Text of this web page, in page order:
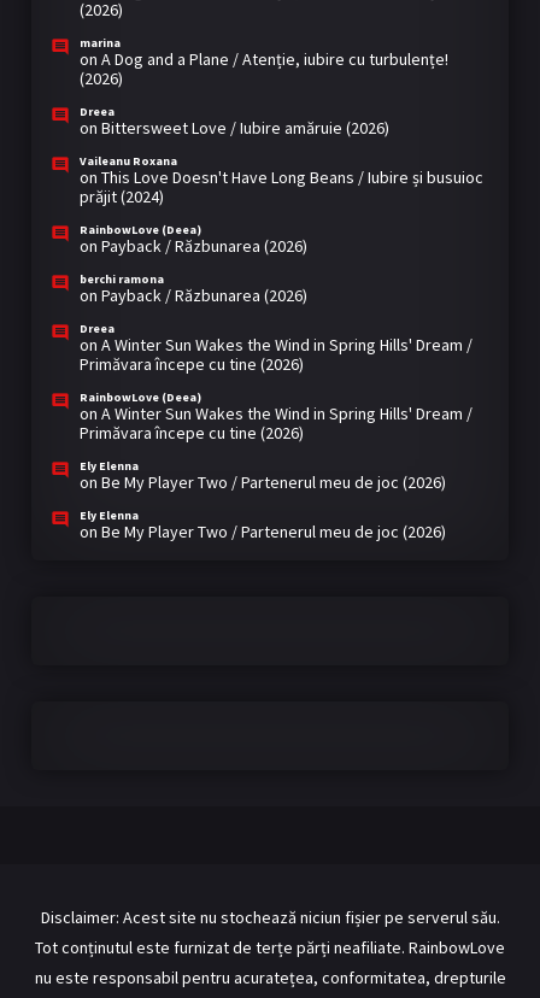
(2026)
marina
on A Dog and a Plane / Atenție, iubire cu turbulențe!
(2026)
Dreea
on Bittersweet Love / Iubire amăruie (2026)
Vaileanu Roxana
on This Love Doesn't Have Long Beans / Iubire și busuioc
prăjit (2024)
RainbowLove (Deea)
on Payback / Răzbunarea (2026)
berchi ramona
on Payback / Răzbunarea (2026)
Dreea
on A Winter Sun Wakes the Wind in Spring Hills' Dream /
Primăvara începe cu tine (2026)
RainbowLove (Deea)
on A Winter Sun Wakes the Wind in Spring Hills' Dream /
Primăvara începe cu tine (2026)
Ely Elenna
on Be My Player Two / Partenerul meu de joc (2026)
Ely Elenna
on Be My Player Two / Partenerul meu de joc (2026)
Disclaimer: Acest site nu stochează niciun fișier pe serverul său.
Tot conținutul este furnizat de terțe părți neafiliate. RainbowLove
nu este responsabil pentru acuratețea, conformitatea, drepturile